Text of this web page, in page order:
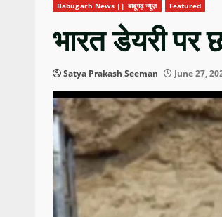
Babugarh News || बाबूगढ़ न्यूज़ Featured
भारत डेयरी पर
Satya Prakash Seeman June 27,